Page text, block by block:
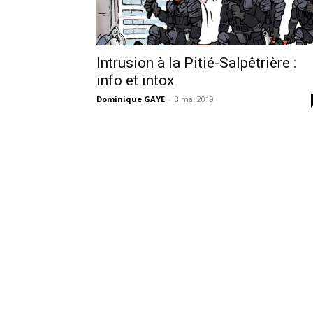
Intrusion à la Pitié-Salpêtrière :
info et intox
Dominique GAYE - 3 mai 2019